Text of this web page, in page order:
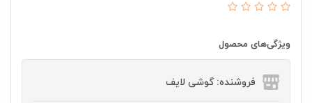
ویژگی‌های محصول
فروشنده: گوشی لایف